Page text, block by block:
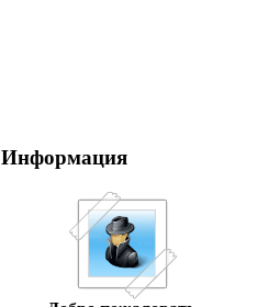
Информация